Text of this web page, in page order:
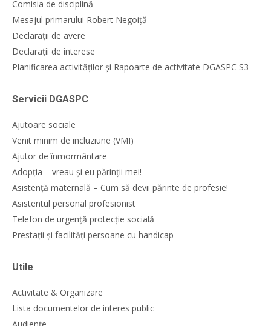
Comisia de disciplină
Mesajul primarului Robert Negoiță
Declarații de avere
Declarații de interese
Planificarea activităților și Rapoarte de activitate DGASPC S3
Servicii DGASPC
Ajutoare sociale
Venit minim de incluziune (VMI)
Ajutor de înmormântare
Adopția – vreau și eu părinții mei!
Asistență maternală – Cum să devii părinte de profesie!
Asistentul personal profesionist
Telefon de urgență protecție socială
Prestații și facilități persoane cu handicap
Utile
Activitate & Organizare
Lista documentelor de interes public